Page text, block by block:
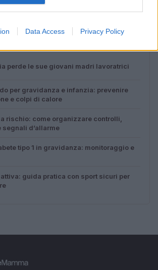
Data Access Privacy Policy
perde le sue giovani madri lavoratrici
per gravidanza e infanzia: prevenire
e colpi di calore
rischio: come organizzare controlli,
segnali d’allarme
tipo 1 in gravidanza: monitoraggio e
guida pratica con sport sicuri per